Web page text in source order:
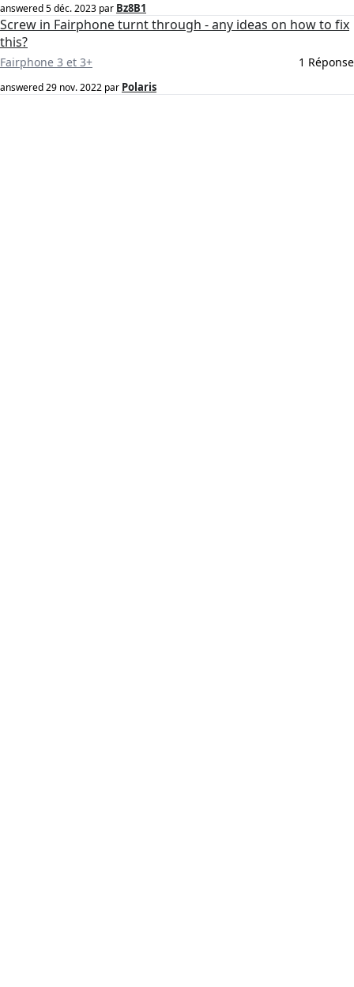
answered5 déc. 2023 par Bz8B1
Screw in Fairphone turnt through - any ideas on how to fix
this?
Fairphone 3 et 3+ 1 Réponse
answered29 nov. 2022 par Polaris